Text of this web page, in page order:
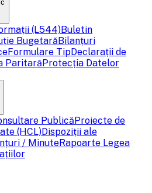
(L544)Buletin
BugetarăBilanțuri
Formulare TipDeclarații de
ParitarăProtecția Datelor
PublicăProiecte de
(HCL)Dispoziții ale
/ MinuteRapoarte Legea